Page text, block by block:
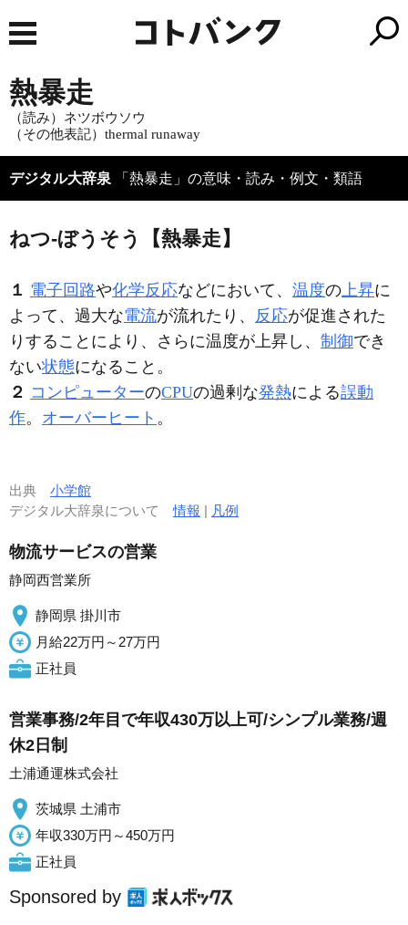
熱暴走
（読み）ネツボウソウ
（その他表記）thermal runaway
デジタル大辞泉 「熱暴走」の意味・読み・例文・類語
ねつ‐ぼうそう【熱暴走】
１ 電子回路や化学反応などにおいて、 温度の上昇に
よって、過大な電流が流れたり、 反応が促進された
りすることにより、さらに温度が上昇し、 制御でき
ない状態になること。
２ コンピューターのCPUの過剰な発熱による誤動
作。 オーバーヒート 。
出典 小学館
デジタル大辞泉について情報 | 凡例
物流サービスの営業
静岡西営業所
静岡県 掛川市
月給22万円～27万円
正社員
営業事務/2年目で年収430万以上可/シンプル業務/週
休2日制
土浦通運株式会社
茨城県 土浦市
年収330万円～450万円
正社員
Sponsored by